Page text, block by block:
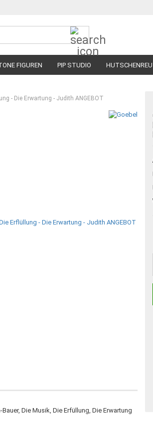
FIGUREN PIP STUDIO
- Die Erwartung - Judith ANGEBOT
Die Musik, Die Erfüllung, Die Erwartung